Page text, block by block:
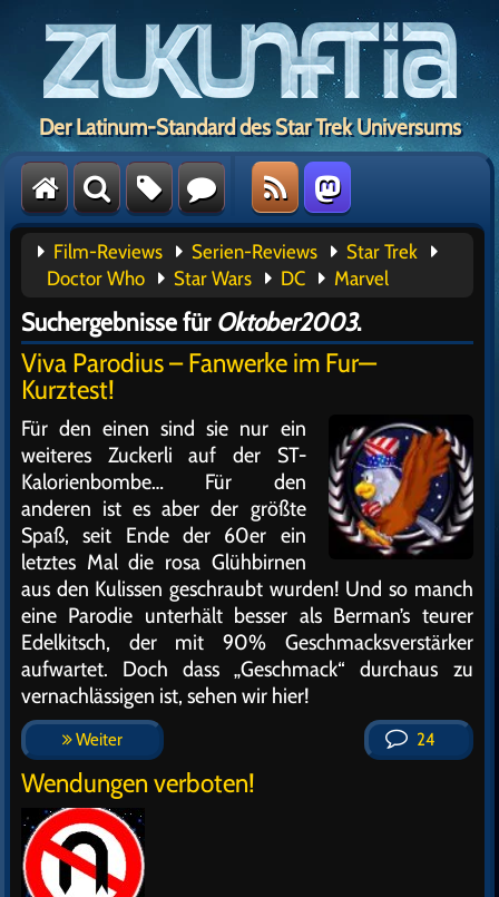
Der Latinum-Standard des Star Trek Universums
Film-Reviews Serien-Reviews
Star Trek
Doctor Who
Star Wars DC Marvel
Suchergebnisse für Oktober2003.
Viva Parodius – Fanwerke im Fur—
Kurztest!
Für den einen sind sie nur ein
weiteres Zuckerli auf der ST-
Kalorienbombe… Für den
anderen ist es aber der größte
Spaß, seit Ende der 60er ein
letztes Mal die rosa Glühbirnen
aus den Kulissen geschraubt wurden! Und so manch
eine Parodie unterhält besser als Berman’s teurer
Edelkitsch, der mit 90% Geschmacksverstärker
aufwartet. Doch dass „Geschmack“ durchaus zu
vernachlässigen ist, sehen wir hier!
Weiter 24
Wendungen verboten!